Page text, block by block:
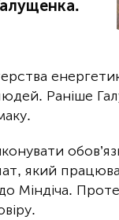
Раніше
який
Міндіча.